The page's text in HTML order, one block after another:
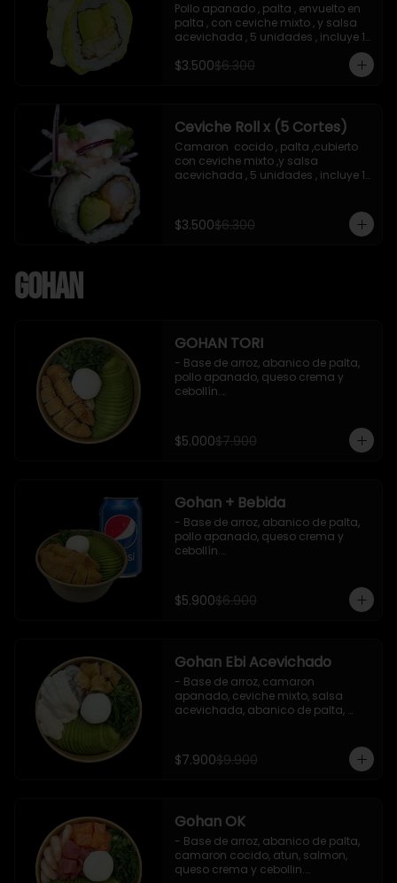
Pollo apanado , palta , envuelto en
palta , con ceviche mixto , y salsa
acevichada , 5 unidades , incluye 1
$3.500$6.300
Ceviche Roll x (5 Cortes)
Camaron  cocido , palta ,cubierto
con ceviche mixto ,y salsa
acevichada , 5 unidades , incluye 1
$3.500$6.300
Gohan
GOHAN TORI
- Base de arroz, abanico de palta,
pollo apanado, queso crema y
cebollín.
$5.000$7.900
Gohan + Bebida
- Base de arroz, abanico de palta,
pollo apanado, queso crema y
cebollín.
**Imagen Referencial**
$5.900$6.900
Gohan Ebi Acevichado
- Base de arroz, camaron
apanado, ceviche mixto, salsa
acevichada, abanico de palta,
$7.900$9.900
Gohan OK
- Base de arroz, abanico de palta,
camaron cocido, atun, salmon,
queso crema y cebollin.